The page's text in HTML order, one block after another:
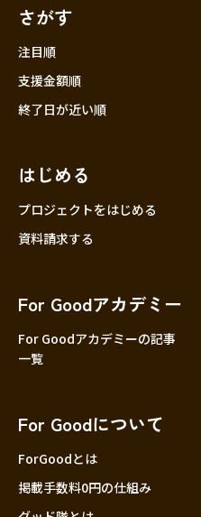
さがす
注目順
支援金額順
終了日が近い順
はじめる
プロジェクトをはじめる
資料請求する
For Goodアカデミー
For Goodアカデミーの記事
一覧
For Goodについて
ForGoodとは
掲載手数料0円の仕組み